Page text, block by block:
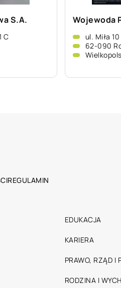
S.A.
C
Wojewoda
ul. Miła 10
62-090
REGULAMIN
EDUKACJA
KARIERA
PRAWO, RZĄD I
RODZINA I